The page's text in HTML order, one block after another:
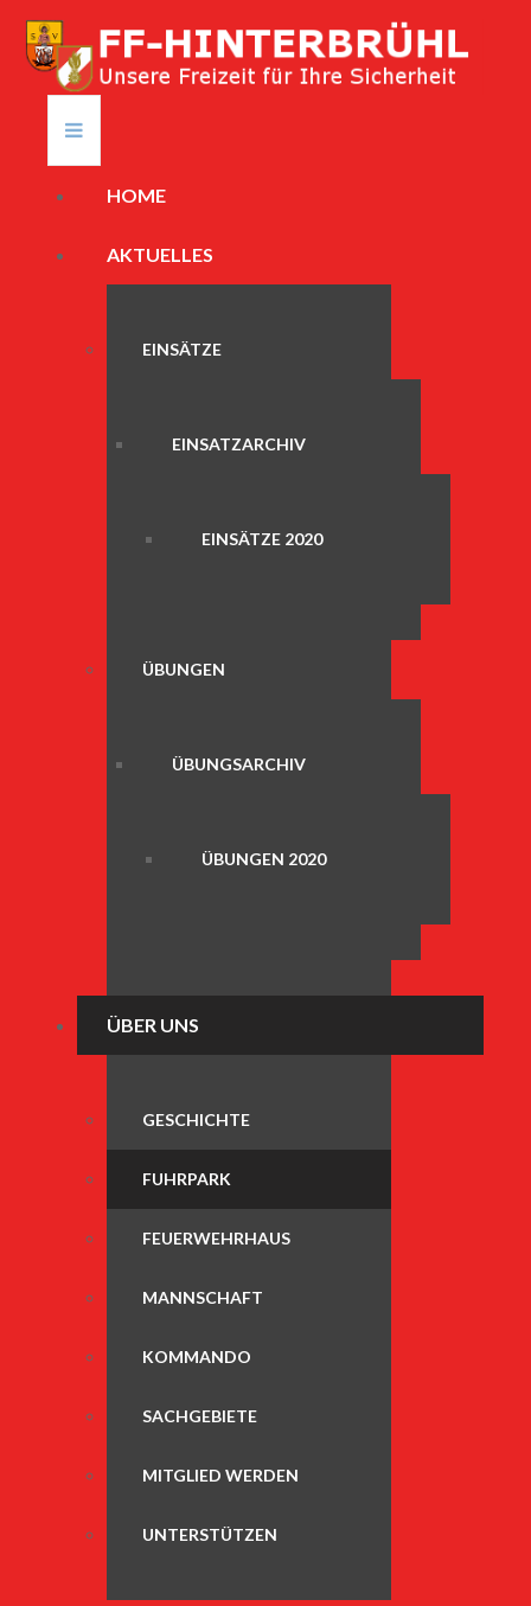
HOME
AKTUELLES
EINSÄTZE
EINSATZARCHIV
EINSÄTZE 2020
ÜBUNGEN
ÜBUNGSARCHIV
ÜBUNGEN 2020
ÜBER UNS
GESCHICHTE
FUHRPARK
FEUERWEHRHAUS
MANNSCHAFT
KOMMANDO
SACHGEBIETE
MITGLIED WERDEN
UNTERSTÜTZEN